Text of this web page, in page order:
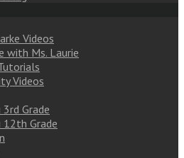
Videos
with Ms. Laurie
Videos
Grade
12th Grade